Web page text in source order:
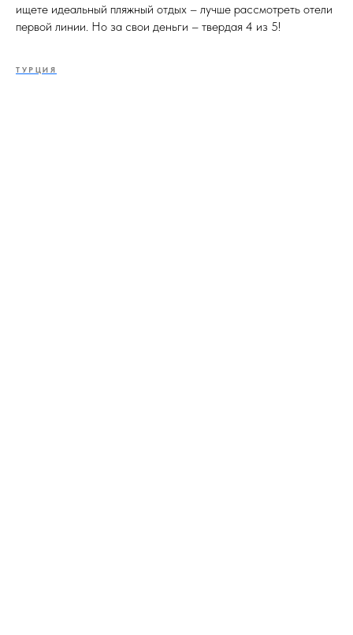
ищете идеальный пляжный отдых – лучше рассмотреть отели
первой линии. Но за свои деньги – твердая 4 из 5!
ТУРЦИЯ